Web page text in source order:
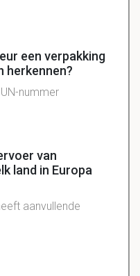
een verpakking
herkennen?
nummer
van
land in Europa
aanvullende